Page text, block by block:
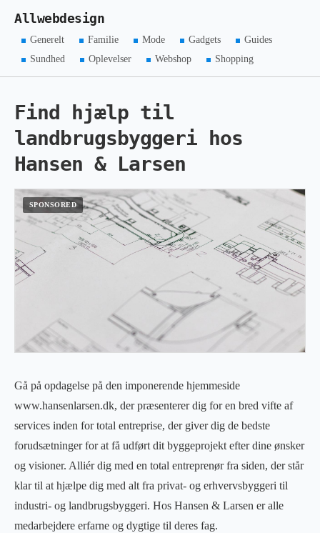
Allwebdesign
Generelt Familie Mode Gadgets
Guides
Sundhed
Oplevelser Webshop Shopping
Find hjælp til
landbrugsbyggeri hos
Hansen & Larsen
Gå på opdagelse på den imponerende hjemmeside
www.hansenlarsen.dk, der præsenterer dig for en bred vifte af
services inden for total entreprise, der giver dig de bedste
forudsætninger for at få udført dit byggeprojekt efter dine ønsker
og visioner. Alliér dig med en total entreprenør fra siden, der står
klar til at hjælpe dig med alt fra privat- og erhvervsbyggeri til
industri- og landbrugsbyggeri. Hos Hansen & Larsen er alle
medarbejdere erfarne og dygtige til deres fag.